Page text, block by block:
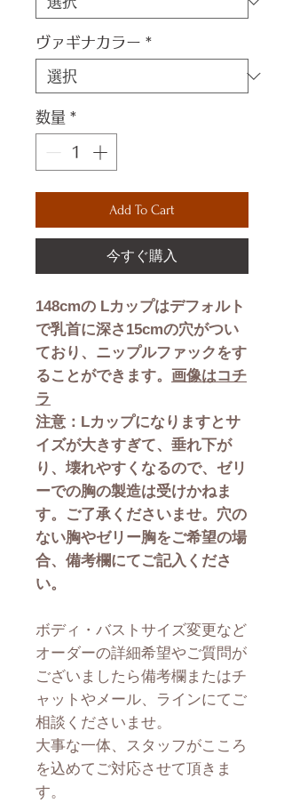
ヴァギナカラー *
数量 *
Add To Cart
今すぐ購入
148cmの Lカップはデフォルト
で乳首に深さ15cmの穴がつい
ており、ニップルファックをす
ることができます。 画像はコチ
ラ
注意：Lカップになりますとサ
イズが大きすぎて、垂れ下が
り、壊れやすくなるので、ゼリ
ーでの胸の製造は受けかねま
す。ご了承くださいませ。穴の
ない胸やゼリー胸をご希望の場
合、備考欄にてご記入くださ
い。
ボディ・バストサイズ変更など
オーダーの詳細希望やご質問が
ございましたら備考欄またはチ
ャットやメール、ラインにてご
相談くださいませ。
大事な一体、スタッフがこころ
を込めてご対応させて頂きま
す。